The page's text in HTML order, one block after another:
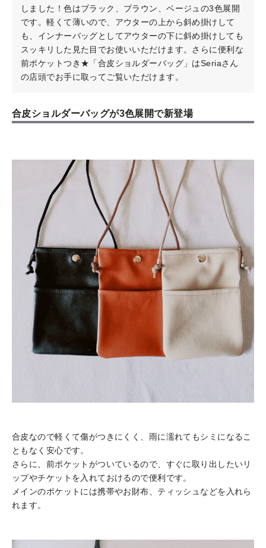
しました！色はブラック、ブラウン、ベージュの3色展開
です。軽くて薄いので、アウターの上から斜め掛けして
も、インナーバッグとしてアウターの下に斜め掛けしても
スッキリした見た目でお使いいただけます。さらに便利な
前ポケットつき★「合皮ショルダーバッグ」はSeriaさん
の店頭でお手に取ってご覧いただけます。
合皮ショルダーバッグが3色展開で新登場
合皮なので軽くて傷がつきにくく、雨に濡れてもシミになるこ
ともなく安心です。
さらに、前ポケットがついているので、すぐに取り出したいリ
ップやチケットを入れておけるので便利です。
メインのポケットには携帯やお財布、ティッシュなどを入れら
れます。